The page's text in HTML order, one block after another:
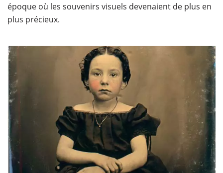
époque où les souvenirs visuels devenaient de plus en
plus précieux.​